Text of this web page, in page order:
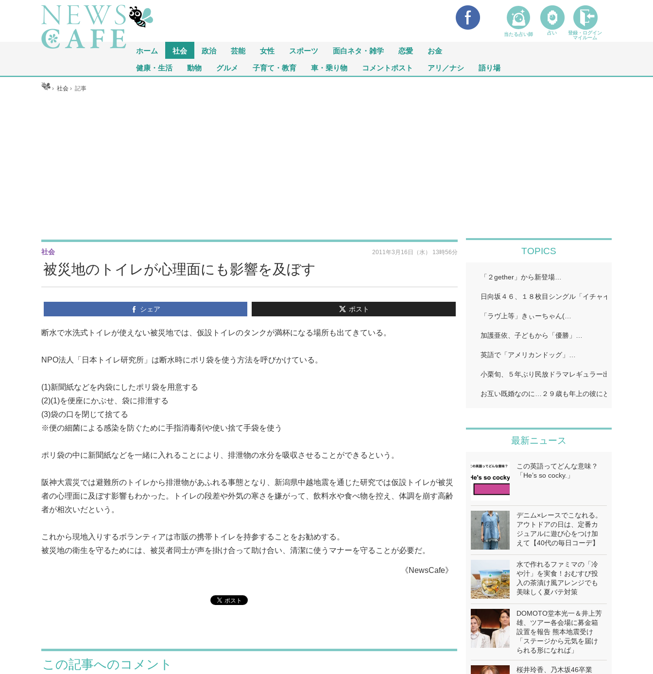
ホーム 社会 政治 芸能 女性 スポーツ 面白ネタ・雑学 恋愛 お金
健康・生活 動物 グルメ 子育て・教育 車・乗り物 コメントポスト アリ／ナシ 語り場
ホーム ›社会 ›記事
被災地のトイレが心理面にも影響を及ぼす
社会 2011年3月16日（水） 13時56分
シェア ポスト
断水で水洗式トイレが使えない被災地では、仮設トイレのタンクが満杯になる場所も出てきている。
NPO法人「日本トイレ研究所」は断水時にポリ袋を使う方法を呼びかけている。
(1)新聞紙などを内袋にしたポリ袋を用意する
(2)(1)を便座にかぶせ、袋に排泄する
(3)袋の口を閉じて捨てる
※便の細菌による感染を防ぐために手指消毒剤や使い捨て手袋を使う
ポリ袋の中に新聞紙などを一緒に入れることにより、排泄物の水分を吸収させることができるという。
阪神大震災では避難所のトイレから排泄物があふれる事態となり、新潟県中越地震を通じた研究では仮設トイレが被災
者の心理面に及ぼす影響もわかった。トイレの段差や外気の寒さを嫌がって、飲料水や食べ物を控え、体調を崩す高齢
者が相次いだという。
これから現地入りするボランティアは市販の携帯トイレを持参することをお勧めする。
被災地の衛生を守るためには、被災者同士が声を掛け合って助け合い、清潔に使うマナーを守ることが必要だ。
《NewsCafe》
TOPICS
「２gether」から新登場…
日向坂４６、１８枚目シングル「イチャイチャ虫」…
「ラヴ上等」きぃーちゃん(…
加護亜依、子どもから「優勝」…
英語で「アメリカンドッグ」…
小栗旬、５年ぶり民放ドラマレギュラー出演…
お互い既婚なのに…２９歳も年上の彼にどうしようも
最新ニュース
この英語ってどんな意味？
「He’s so cocky.」
デニム×レースでこなれる。
アウトドアの日は、定番カ
ジュアルに遊び心をつけ加
えて【40代の毎日コーデ】
水で作れるファミマの「冷
や汁」を実食！おむすび投
入の茶漬け風アレンジでも
美味しく夏バテ対策
DOMOTO堂本光一＆井上芳
雄、ツアー各会場に募金箱
設置を報告 熊本地震受け
「ステージから元気を届け
られる形になれば」
桜井玲香、乃木坂46卒業
当たる占い師 占い
登録・ログイン
マイルーム